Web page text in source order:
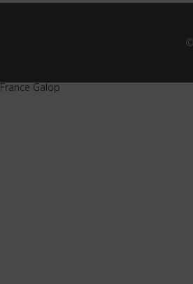
France Galop